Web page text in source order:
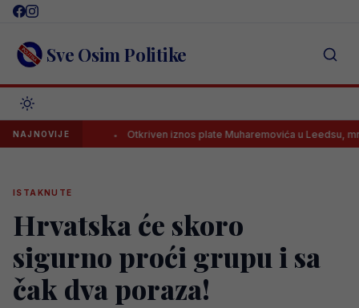
Skip
content Sve Osim Politike
NAJNOVIJE
lige Otkriven iznos plate Muharemovića u Leedsu, mnogi su
ISTAKNUTE
Hrvatska će skoro
sigurno proći grupu i sa
čak dva poraza!